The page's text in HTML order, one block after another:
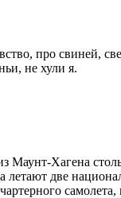
про свиней,
не хули я.
Хагена
летают две